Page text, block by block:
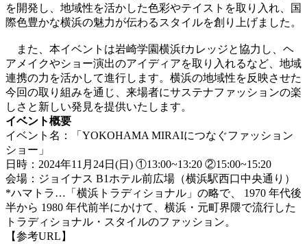
を開発し、地域性を活かした色彩やテイストを取り入れ、国
際色豊かな横浜の魅力が伝わるスタイルを創り上げました。
また、本イベントは岩崎学園横浜fカレッジと協力し、ヘ
アメイクやショー演出のアイディアを取り入れるなど、地域
連携の力を活かして進行します。横浜の地域性を反映させた
今回の取り組みを通じ、来場者にサステナファッションの楽
しさと新しい発見を提供いたします。
イベント概要
イベント名：「YOKOHAMA MIRAIにつなぐファッション
ショー」
日時：2024年11月24日(日) ①13:00~13:20 ②15:00~15:20
会場：ジョイナス B1ホテル前広場（横浜駅西口中央通り）
*ハマトラ…「横浜トラディショナル」の略で、 1970 年代後
半から 1980 年代前半にかけて、横浜・元町界隈で流行した
トラディショナル・スタイルのファッション。
【参考URL】